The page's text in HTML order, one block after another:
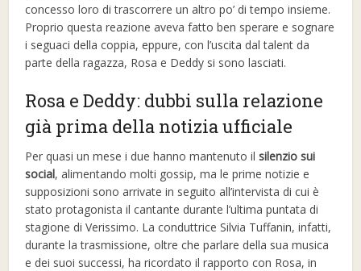
concesso loro di trascorrere un altro po’ di tempo insieme.
Proprio questa reazione aveva fatto ben sperare e sognare
i seguaci della coppia, eppure, con l’uscita dal talent da
parte della ragazza, Rosa e Deddy si sono lasciati.
Rosa e Deddy: dubbi sulla relazione
già prima della notizia ufficiale
Per quasi un mese i due hanno mantenuto ilsilenzio sui
social, alimentando molti gossip, ma le prime notizie e
supposizioni sono arrivate in seguito all’intervista di cui è
stato protagonista il cantante durante l’ultima puntata di
stagione di Verissimo. La conduttrice Silvia Tuffanin, infatti,
durante la trasmissione, oltre che parlare della sua musica
e dei suoi successi, ha ricordato il rapporto con Rosa, in